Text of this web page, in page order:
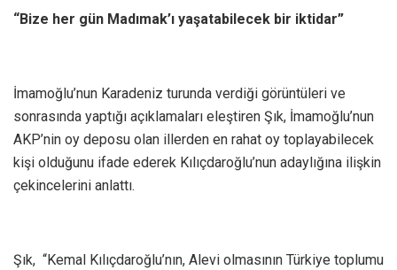
“Bize her gün Madımak’ı yaşatabilecek bir iktidar”
İmamoğlu’nun Karadeniz turunda verdiği görüntüleri ve
sonrasında yaptığı açıklamaları eleştiren Şık, İmamoğlu’nun
AKP’nin oy deposu olan illerden en rahat oy toplayabilecek
kişi olduğunu ifade ederek Kılıçdaroğlu’nun adaylığına ilişkin
çekincelerini anlattı.
Şık, “Kemal Kılıçdaroğlu’nın, Alevi olmasının Türkiye toplumu